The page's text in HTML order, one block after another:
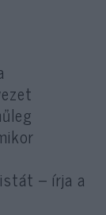
– írja a